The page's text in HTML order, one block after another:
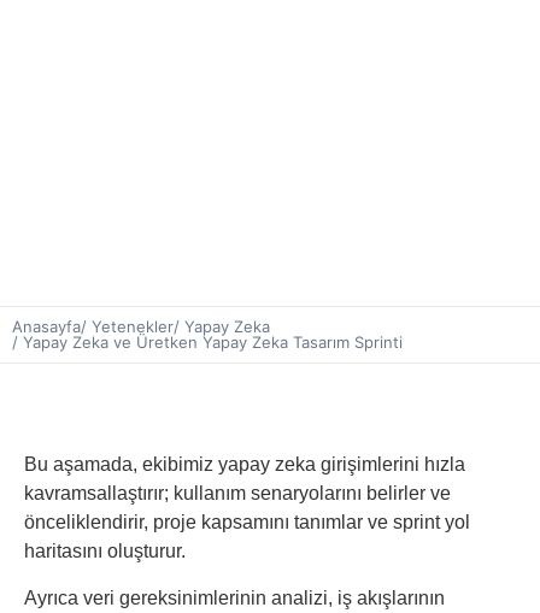
Anasayfa/ Yetenekler/ Yapay Zeka
/ Yapay Zeka ve Üretken Yapay Zeka Tasarım Sprinti
Bu aşamada, ekibimiz yapay zeka girişimlerini hızla
kavramsallaştırır; kullanım senaryolarını belirler ve
önceliklendirir, proje kapsamını tanımlar ve sprint yol
haritasını oluşturur.
Ayrıca veri gereksinimlerinin analizi, iş akışlarının